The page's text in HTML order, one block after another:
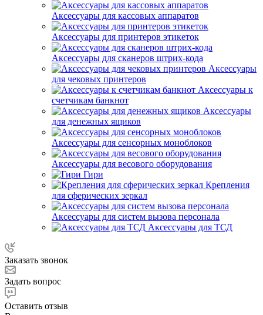
Аксессуары для кассовых аппаратов
Аксессуары для принтеров этикеток
Аксессуары для сканеров штрих-кода
Аксессуары
для чековых принтеров
Аксессуары к
счетчикам банкнот
Аксессуары
для денежных ящиков
Аксессуары для сенсорных моноблоков
Аксессуары для весового оборудования
Гири
Крепления
для сферических зеркал
Аксессуары для систем вызова персонала
Аксессуары для ТСД
Заказать звонок
Задать вопрос
Оставить отзыв